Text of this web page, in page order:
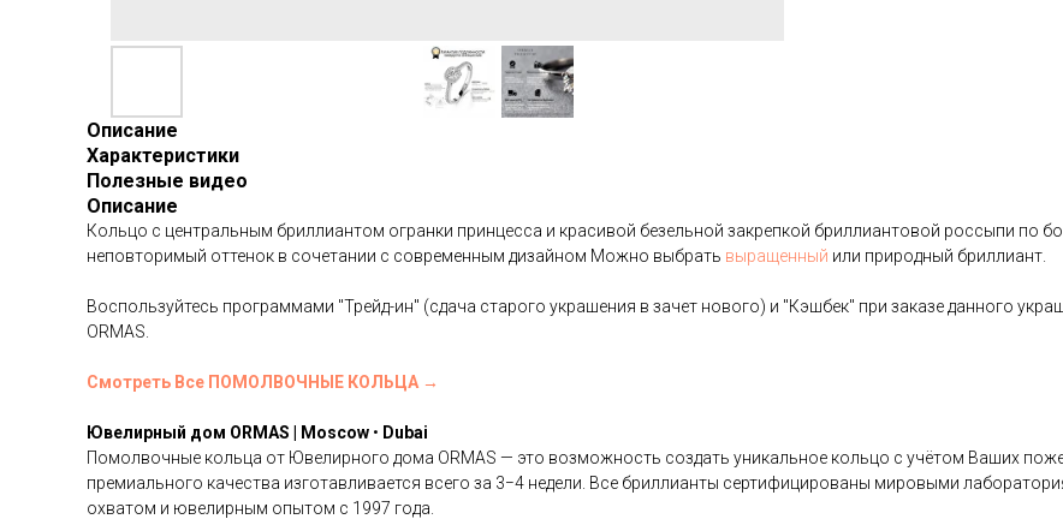
Описание
Характеристики
Полезные видео
Описание
Кольцо с центральным бриллиантом огранки принцесса и красивой безельной закрепкой бриллиантовой россыпи по
неповторимый оттенок в сочетании с современным дизайном Можно выбрать выращенный или природный бриллиант.
Воспользуйтесь программами "Трейд-ин" (сдача старого украшения в зачет нового) и "Кэшбек" при заказе данного
ORMAS.
Смотреть Все ПОМОЛВОЧНЫЕ КОЛЬЦА →
Ювелирный дом ORMAS | Moscow • Dubai
Помолвочные кольца от Ювелирного дома ORMAS — это возможность создать уникальное кольцо с учётом Ваших
премиального качества изготавливается всего за 3−4 недели. Все бриллианты сертифицированы мировыми
охватом и ювелирным опытом с 1997 года.